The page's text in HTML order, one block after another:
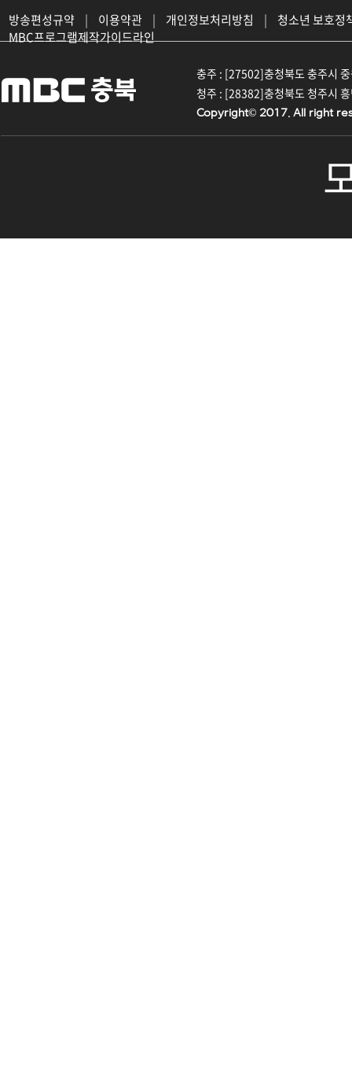
방송편성규약 | 이용약관 | 개인정보처리방침 |
청소년 보호정
MBC프로그램제작가이드라인
충주 : [27502]충청북도 충주시
청주 : [28382]충청북도 청주시
Copyright© 2017. All right